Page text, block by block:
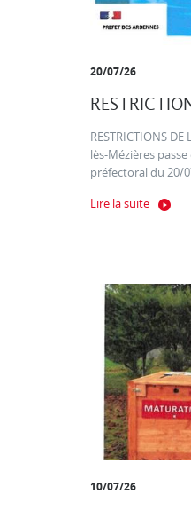
20/07/26
RESTRICTIONS
lès-Mézières
préfectoral du 20/
Lire la suite
10/07/26